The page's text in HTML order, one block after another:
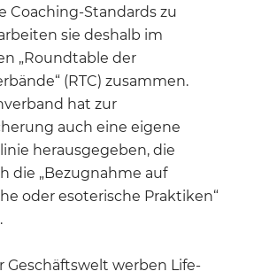
Coaching-Standards zu
sie deshalb im
„Roundtable der
(RTC) zusammen.
hat zur
auch eine eigene
herausgegeben, die
die „Bezugnahme auf
oder esoterische Praktiken“
Geschäftswelt werben Life-